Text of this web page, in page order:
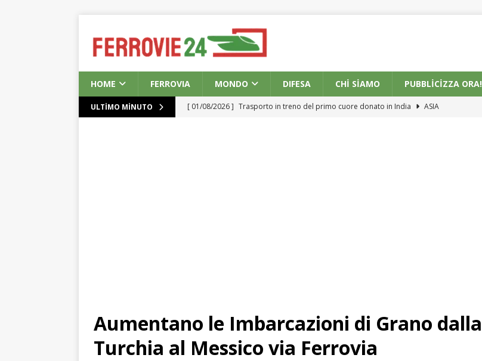
HOME FERROVIA MONDO DIFESA CHI SIAMO PUBBLICIZZA ORA!
ULTIMO MINUTO [ 01/08/2026 ] Trasporto in treno del primo cuore donato in India
ASIA
Aumentano le Imbarcazioni di Grano dalla
Turchia al Messico via Ferrovia